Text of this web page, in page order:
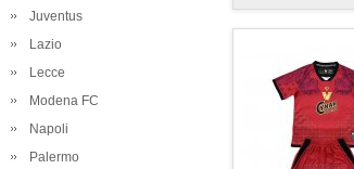
Juventus
Lazio
Lecce
Modena FC
Napoli
Palermo